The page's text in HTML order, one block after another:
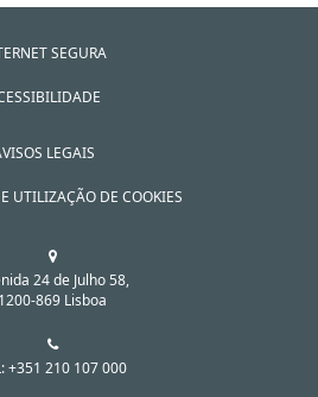
SEGURA
LEGAIS
UTILIZAÇÃO DE COOKIES
24 de Julho 58,
1200-869 Lisboa
+351 210 107 000